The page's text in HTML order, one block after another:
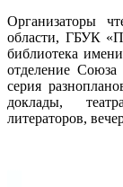
Организаторы
области, ГБУК
библиотека
отделение
серия
доклады,
литераторов,